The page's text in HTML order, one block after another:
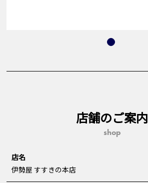
店舗のご案内
shop
店名
伊勢屋 すすきの本店